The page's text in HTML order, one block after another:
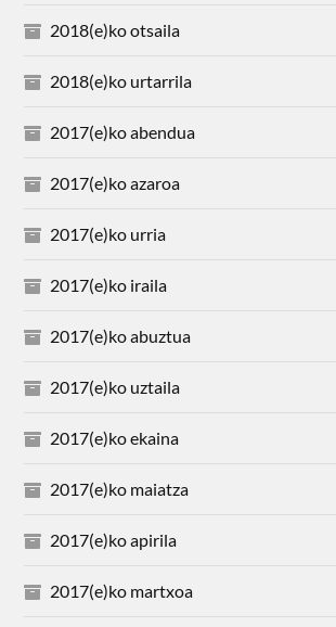
2018(e)ko otsaila
2018(e)ko urtarrila
2017(e)ko abendua
2017(e)ko azaroa
2017(e)ko urria
2017(e)ko iraila
2017(e)ko abuztua
2017(e)ko uztaila
2017(e)ko ekaina
2017(e)ko maiatza
2017(e)ko apirila
2017(e)ko martxoa